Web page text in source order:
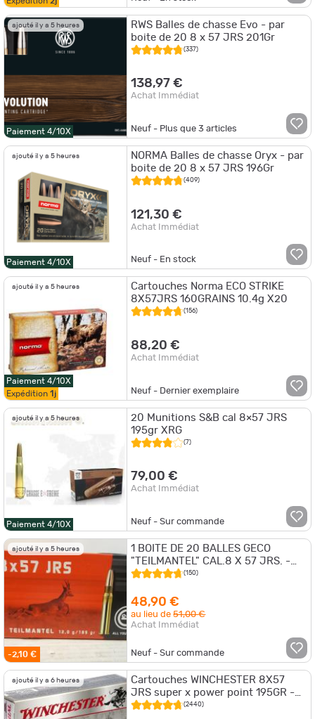
ajouté il y a 5 heures
Paiement 4/10X
RWS Balles de chasse Evo - par
boite de 20 8 x 57 JRS 201Gr
(337)
138,97 €
Achat Immédiat
Neuf - Plus que3 articles
ajouté il y a 5 heures
Paiement 4/10X
NORMA Balles de chasse Oryx - par
boite de 20 8 x 57 JRS 196Gr
(409)
121,30 €
Achat Immédiat
Neuf - En stock
ajouté il y a 5 heures
Paiement 4/10X
Expédition 1j
Cartouches Norma ECO STRIKE
8X57JRS 160GRAINS 10.4g X20
(156)
88,20 €
Achat Immédiat
Neuf - Dernier exemplaire
ajouté il y a 5 heures
Paiement 4/10X
20 Munitions S&B cal 8×57 JRS
195gr XRG
(7)
79,00 €
Achat Immédiat
Neuf - Sur commande
ajouté il y a 5 heures
-2,10 €
1 BOITE DE 20 BALLES GECO
"TEILMANTEL" CAL.8 X 57 JRS. -
185GR
(150)
48,90 €
au lieu de51,00 €
Achat Immédiat
Neuf - Sur commande
ajouté il y a 6 heures
Cartouches WINCHESTER 8X57
JRS super x power point 195GR -
Boite de 20 unités
(2440)